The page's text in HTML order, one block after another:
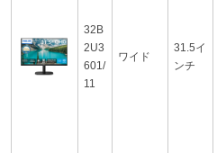
32B
2U3
601/
11
ワイド
31.5イ
ンチ